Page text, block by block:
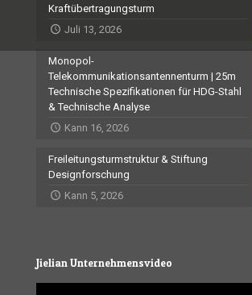
Kraftübertragungsturm
Juli 13, 2026
Monopol-
Telekommunikationsantennenturm | 25m
Technische Spezifikationen für HDG-Stahl
& Technische Analyse
Kann 16, 2026
Freileitungsturmstruktur & Stiftung
Designforschung
Kann 5, 2026
Jielian Unternehmensvideo